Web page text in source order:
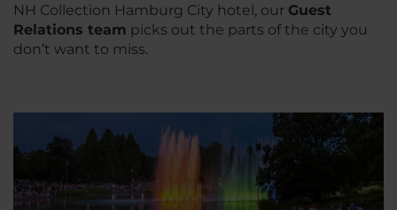
NH Collection Hamburg City hotel, our Guest
Relations team picks out the parts of the city you
don’t want to miss.